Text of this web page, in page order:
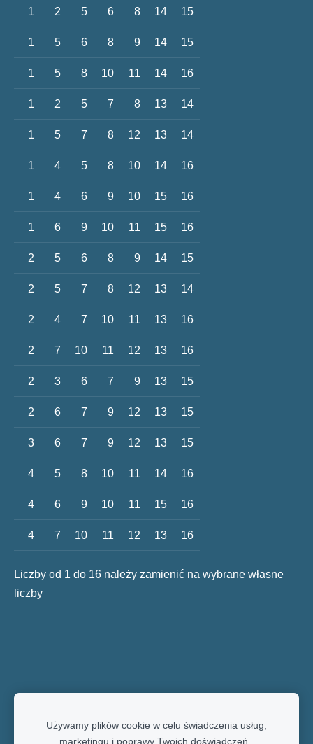
1 2 5 6 8 14 15
1 5 6 8 9 14 15
1 5 8 10 11 14 16
1 2 5 7 8 13 14
1 5 7 8 12 13 14
1 4 5 8 10 14 16
1 4 6 9 10 15 16
1 6 9 10 11 15 16
2 5 6 8 9 14 15
2 5 7 8 12 13 14
2 4 7 10 11 13 16
2 7 10 11 12 13 16
2 3 6 7 9 13 15
2 6 7 9 12 13 15
3 6 7 9 12 13 15
4 5 8 10 11 14 16
4 6 9 10 11 15 16
4 7 10 11 12 13 16
Liczby od 1 do 16 należy zamienić na wybrane własne
liczby
Używamy plików cookie w celu świadczenia usług,
marketingu i poprawy Twoich doświadczeń.